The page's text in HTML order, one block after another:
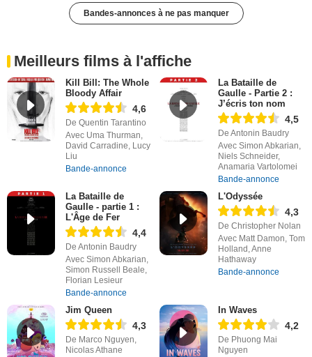
Bandes-annonces à ne pas manquer
Meilleurs films à l'affiche
Kill Bill: The Whole
Bloody Affair
4,6
De Quentin Tarantino
Avec Uma Thurman,
David Carradine, Lucy
Liu
Bande-annonce
La Bataille de
Gaulle - Partie 2 :
J’écris ton nom
4,5
De Antonin Baudry
Avec Simon Abkarian,
Niels Schneider,
Anamaria Vartolomei
Bande-annonce
La Bataille de
Gaulle - partie 1 :
L'Âge de Fer
4,4
De Antonin Baudry
Avec Simon Abkarian,
Simon Russell Beale,
Florian Lesieur
Bande-annonce
L'Odyssée
4,3
De Christopher Nolan
Avec Matt Damon, Tom
Holland, Anne
Hathaway
Bande-annonce
Jim Queen
4,3
De Marco Nguyen,
Nicolas Athane
In Waves
4,2
De Phuong Mai
Nguyen